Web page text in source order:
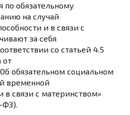
по обязательному
на случай
и в связи с
за себя
со статьей 4.5
от
обязательном социальном
временной
в связи с материнством»
ФЗ).